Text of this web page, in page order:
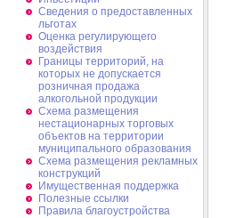
Сведения о предоставленных
льготах
Оценка регулирующего
воздействия
Границы территорий, на
которых не допускается
розничная продажа
алкогольной продукции
Схема размещения
нестационарных торговых
объектов на территории
муниципального образования
Схема размещения рекламных
конструкций
Имущественная поддержка
Полезные ссылки
Правила благоустройства